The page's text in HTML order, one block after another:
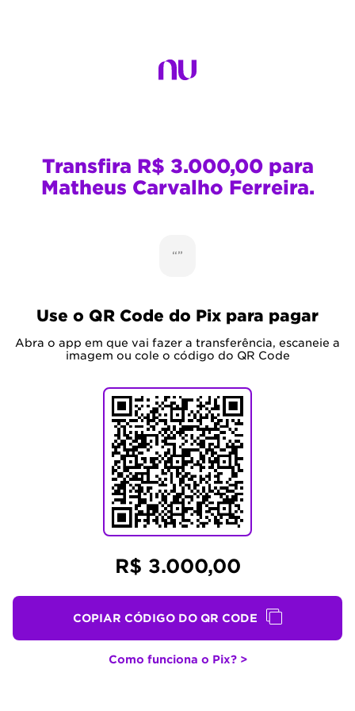
Transfira R$ 3.000,00 para
Matheus Carvalho Ferreira.
“”
Use o QR Code do Pix para pagar
Abra o app em que vai fazer a transferência, escaneie a
imagem ou cole o código do QR Code
R$ 3.000,00
COPIAR CÓDIGO DO QR CODE
Como funciona o Pix? >